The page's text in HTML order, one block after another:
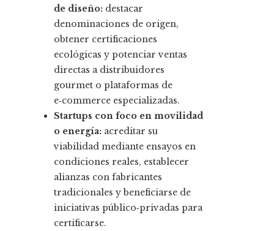
de diseño: destacar
denominaciones de origen,
obtener certificaciones
ecológicas y potenciar ventas
directas a distribuidores
gourmet o plataformas de
e‑commerce especializadas.
Startups con foco en movilidad
o energía: acreditar su
viabilidad mediante ensayos en
condiciones reales, establecer
alianzas con fabricantes
tradicionales y beneficiarse de
iniciativas público‑privadas para
certificarse.